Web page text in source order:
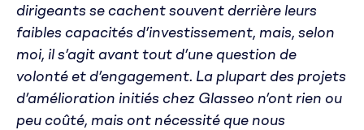
dirigeants se cachent souvent derrière leurs
faibles capacités d’investissement, mais, selon
moi, il s’agit avant tout d’une question de
volonté et d’engagement. La plupart des projets
d’amélioration initiés chez Glasseo n’ont rien ou
peu coûté, mais ont nécessité que nous